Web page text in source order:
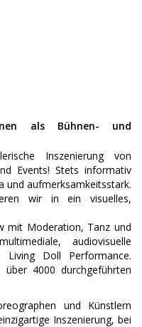
als Bühnen- und
Inszenierung von
Events! Stets informativ
und aufmerksamkeitsstark.
wir in ein visuelles,
mit Moderation, Tanz und
audiovisuelle
Living Doll Performance.
4000 durchgeführten
und Künstlern
Inszenierung, bei